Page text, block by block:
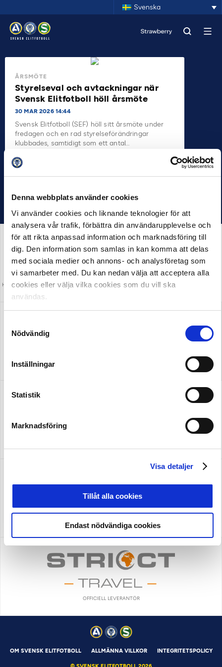
Denna webbplats använder cookies
Vi använder cookies och liknande teknologier för att
analysera vår trafik, förbättra din användarupplevelse och
för att rikta anpassad information och marknadsföring till
dig. Den information som samlas in kan komma att delas
med sociala medier och annons- och analysföretag som
vi samarbeter med. Du kan nedan välja att acceptera alla
cookies eller välja vilka cookies som du vill ska
användas.
Nödvändig
Inställningar
Statistik
Marknadsföring
Visa detaljer
Tillåt alla cookies
Endast nödvändiga cookies
Svenska
ÅRSMÖTE
Styrelseval och avtackningar när
Svensk Elitfotboll höll årsmöte
30 MAR 2026 14:44
Svensk Elitfotboll (SEF) höll sitt årsmöte under
fredagen och en rad styrelseförändringar
klubbades, samtidigt som ett antal…
HUVUDPARTNER OCH PRESENTING PARTNER
ALLSVENSKAN
MEDIAPARTNER
OFFICIELL LEVERANTÖR
OM SVENSK ELITFOTBOLL ALLMÄNNA VILLKOR INTEGRITETSPOLICY